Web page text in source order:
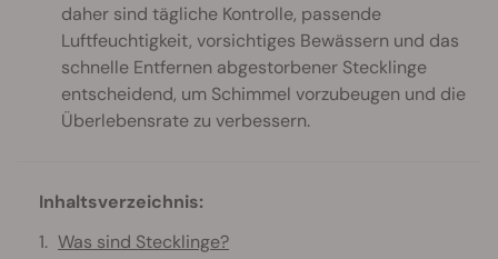
daher sind tägliche Kontrolle, passende
Luftfeuchtigkeit, vorsichtiges Bewässern und das
schnelle Entfernen abgestorbener Stecklinge
entscheidend, um Schimmel vorzubeugen und die
Überlebensrate zu verbessern.
Inhaltsverzeichnis:
Was sind Stecklinge?